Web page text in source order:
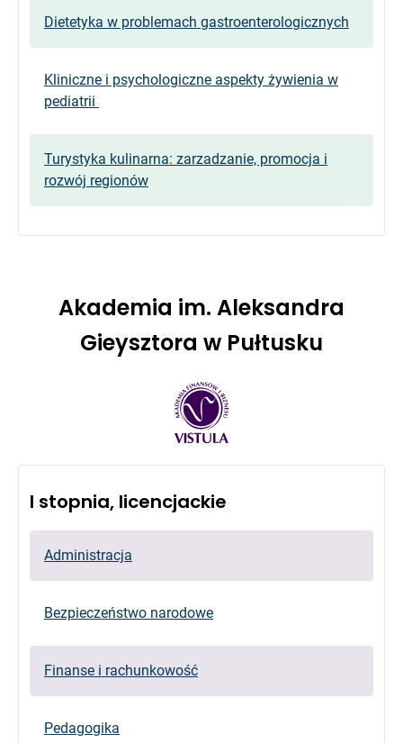
Dietetyka w problemach gastroenterologicznych
Kliniczne i psychologiczne aspekty żywienia w
pediatrii
Turystyka kulinarna: zarzadzanie, promocja i
rozwój regionów
Akademia im. Aleksandra
Gieysztora w Pułtusku
I stopnia, licencjackie
Administracja
Bezpieczeństwo narodowe
Finanse i rachunkowość
Pedagogika